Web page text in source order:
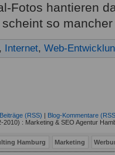
Fotos hantieren
so
, Internet, Web-
(RSS)
Blog-Kommentare
: Marketing & SEO Agentur
Hamburg Marketing